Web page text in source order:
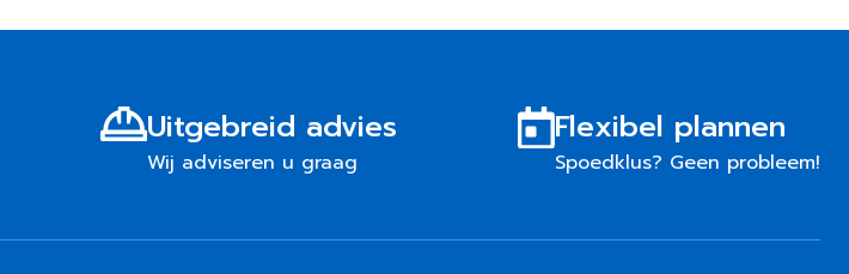
Uitgebreid advies
Wij adviseren u graag
Flexibel plannen
Spoedklus? Geen probleem!